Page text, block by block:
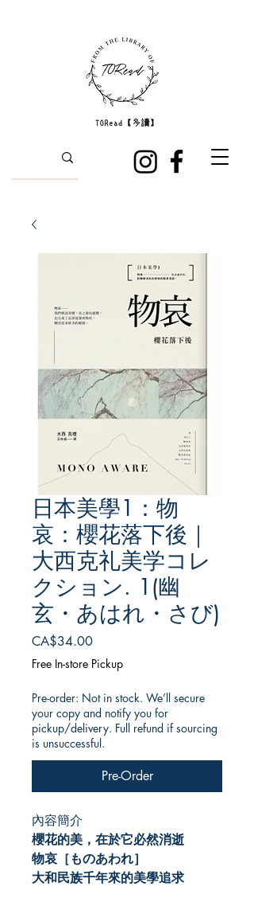
日本美學1：物
哀：櫻花落下後｜
大西克礼美学コレ
クション. 1(幽
玄・あはれ・さび)
CA$34.00Price
Free In-store Pickup
Pre-order: Not in stock. We’ll secure
your copy and notify you for
pickup/delivery. Full refund if sourcing
is unsuccessful.
Pre-Order
內容簡介
櫻花的美，在於它必然消逝
物哀［ものあわれ］
大和民族千年來的美學追求